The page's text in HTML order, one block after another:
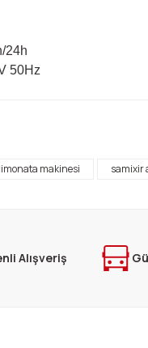
24h
50Hz
pahalı.
makinesi samixir
Alışveriş